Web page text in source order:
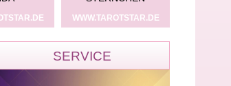
WWW.TAROTSTAR.DE
SERVICE